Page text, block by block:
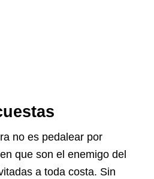
no es pedalear por
que son el enemigo del
a toda costa. Sin